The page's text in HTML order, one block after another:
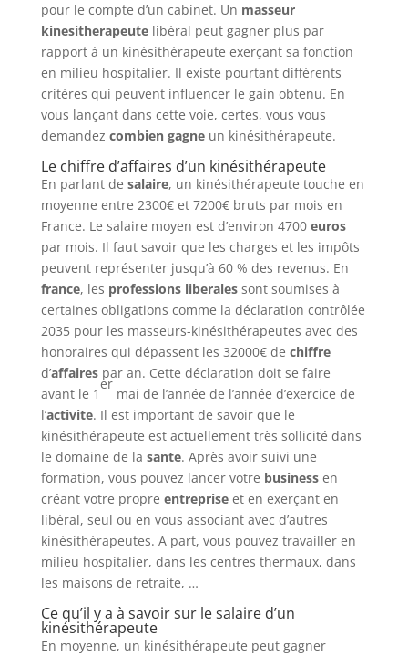
pour le compte d’un cabinet. Un masseur
kinesitherapeutelibéral peut gagner plus par
rapport à un kinésithérapeute exerçant sa fonction
en milieu hospitalier. Il existe pourtant différents
critères qui peuvent influencer le gain obtenu. En
vous lançant dans cette voie, certes, vous vous
demandez combien gagneun kinésithérapeute.
Le chiffre d’affaires d’un kinésithérapeute
En parlant de salaire, un kinésithérapeute touche en
moyenne entre 2300€ et 7200€ bruts par mois en
France. Le salaire moyen est d’environ 4700 euros
par mois. Il faut savoir que les charges et les impôts
peuvent représenter jusqu’à 60 % des revenus. En
france, les professions liberalessont soumises à
certaines obligations comme la déclaration contrôlée
2035 pour les masseurs-kinésithérapeutes avec des
honoraires qui dépassent les 32000€ de chiffre
d’affairespar an. Cette déclaration doit se faire
avant le 1
er
mai de l’année de l’année d’exercice de
l’activite. Il est important de savoir que le
kinésithérapeute est actuellement très sollicité dans
le domaine de la sante. Après avoir suivi une
formation, vous pouvez lancer votre businessen
créant votre propre entrepriseet en exerçant en
libéral, seul ou en vous associant avec d’autres
kinésithérapeutes. A part, vous pouvez travailler en
milieu hospitalier, dans les centres thermaux, dans
les maisons de retraite, …
Ce qu’il y a à savoir sur le salaire d’un
kinésithérapeute
En moyenne, un kinésithérapeute peut gagner